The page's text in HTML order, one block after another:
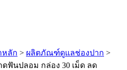
หลัก > ผลิตภัณฑ์ดูแลช่องปาก >
ดฟันปลอม กล่อง 30 เม็ด ลด